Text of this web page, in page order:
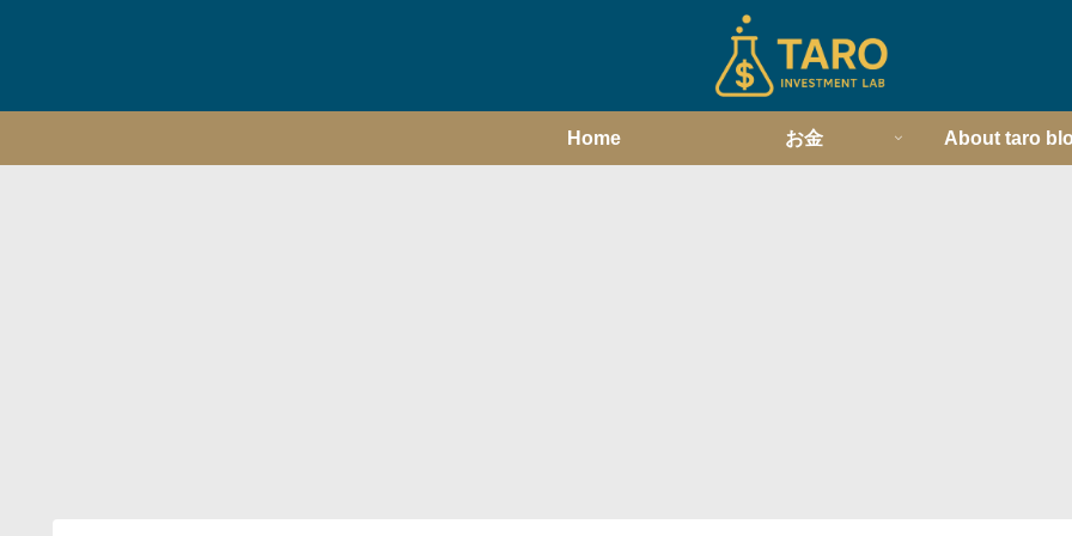
Home お金 About taro